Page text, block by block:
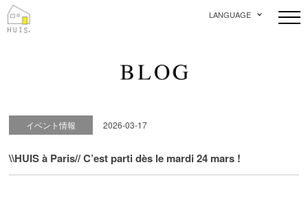
LANGUAGE
イベント情報 2026-03-17
\\HUIS à Paris// C’est parti dès le mardi 24 mars !